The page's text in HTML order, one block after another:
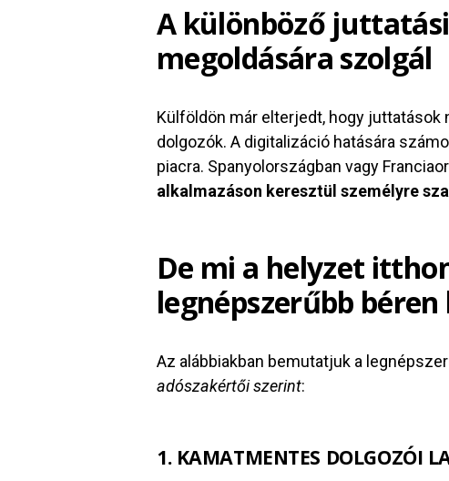
A különböző
megoldására szolgál
Külföldön már elterjedt, hogy juttatások
dolgozók. A digitalizáció hatására
piacra. Spanyolországban vagy
alkalmazáson keresztül személyre
De mi a helyzet
legnépszerűbb
Az alábbiakban bemutatjuk a
adószakértői szerint:
1. KAMATMENTES DOLGOZÓI